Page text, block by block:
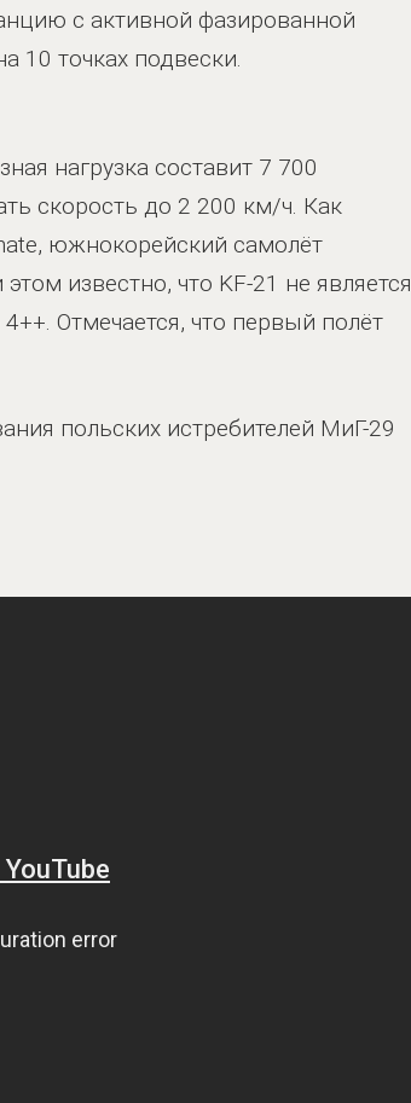
с активной фазированной
10 точках подвески.
нагрузка составит 7 700
скорость до 2 200 км/ч. Как
южнокорейский самолёт
известно, что KF-21 не является
Отмечается, что первый полёт
польских истребителей МиГ-29